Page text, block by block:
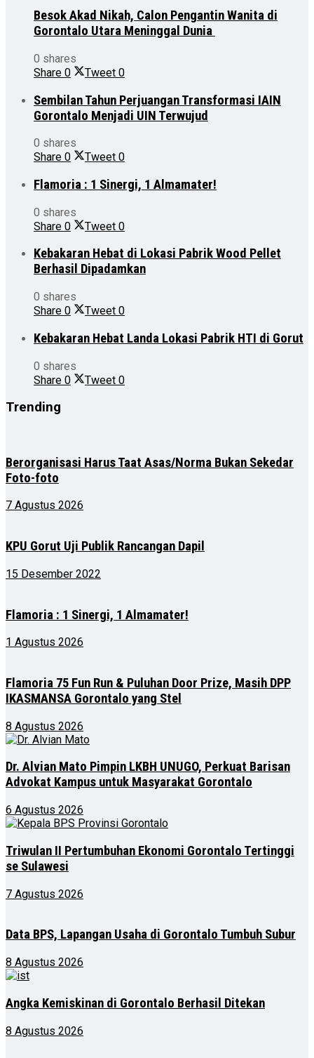
Besok Akad Nikah, Calon Pengantin Wanita di
Gorontalo Utara Meninggal Dunia
0 shares
Share 0 Tweet 0
Sembilan Tahun Perjuangan Transformasi IAIN
Gorontalo Menjadi UIN Terwujud
0 shares
Share 0 Tweet 0
Flamoria : 1 Sinergi, 1 Almamater!
0 shares
Share 0 Tweet 0
Kebakaran Hebat di Lokasi Pabrik Wood Pellet
Berhasil Dipadamkan
0 shares
Share 0 Tweet 0
Kebakaran Hebat Landa Lokasi Pabrik HTI di Gorut
0 shares
Share 0 Tweet 0
Trending
Berorganisasi Harus Taat Asas/Norma Bukan Sekedar
Foto-foto
7 Agustus 2026
KPU Gorut Uji Publik Rancangan Dapil
15 Desember 2022
Flamoria : 1 Sinergi, 1 Almamater!
1 Agustus 2026
Flamoria 75 Fun Run & Puluhan Door Prize, Masih DPP
IKASMANSA Gorontalo yang Stel
8 Agustus 2026
Dr. Alvian Mato Pimpin LKBH UNUGO, Perkuat Barisan
Advokat Kampus untuk Masyarakat Gorontalo
6 Agustus 2026
Triwulan II Pertumbuhan Ekonomi Gorontalo Tertinggi
se Sulawesi
7 Agustus 2026
Data BPS, Lapangan Usaha di Gorontalo Tumbuh Subur
8 Agustus 2026
Angka Kemiskinan di Gorontalo Berhasil Ditekan
8 Agustus 2026